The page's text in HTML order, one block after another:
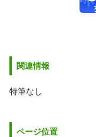
関連情報
特筆なし
ページ位置